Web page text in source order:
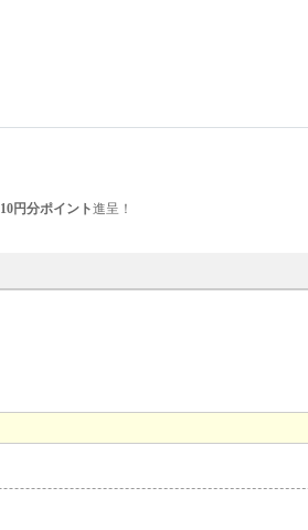
10円分ポイント進呈！